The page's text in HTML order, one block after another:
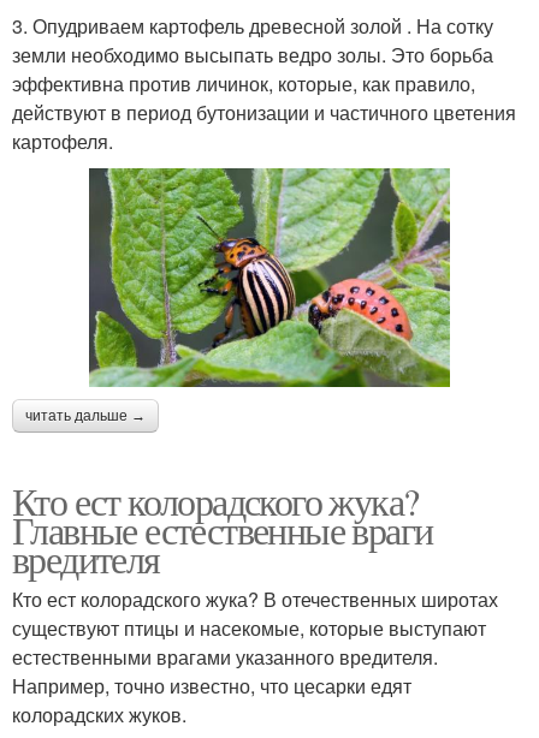
3. Опудриваем картофель древесной золой . На сотку
земли необходимо высыпать ведро золы. Это борьба
эффективна против личинок, которые, как правило,
действуют в период бутонизации и частичного цветения
картофеля.
читать дальше →
Кто ест колорадского жука?
Главные естественные враги
вредителя
Кто ест колорадского жука? В отечественных широтах
существуют птицы и насекомые, которые выступают
естественными врагами указанного вредителя.
Например, точно известно, что цесарки едят
колорадских жуков.